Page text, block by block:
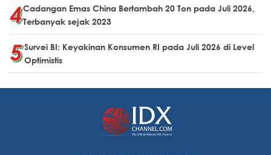
Cadangan Emas China Bertambah 20 Ton pada Juli 2026,
Terbanyak sejak 2023
Survei BI: Keyakinan Konsumen RI pada Juli 2026 di Level
Optimistis